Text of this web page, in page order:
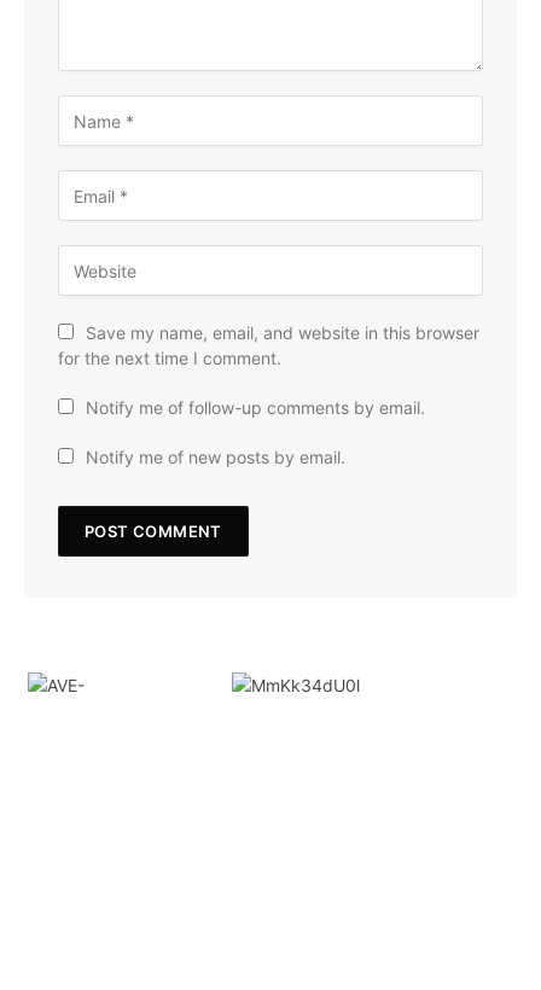
Save my name, email, and website in this browser
for the next time I comment.
Notify me of follow-up comments by email.
Notify me of new posts by email.